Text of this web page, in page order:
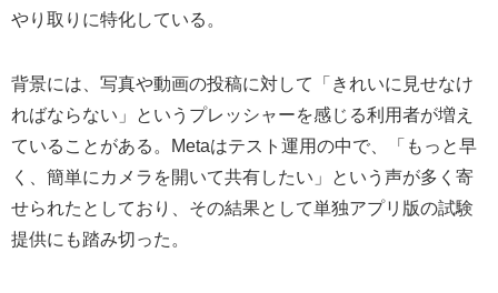
やり取りに特化している。
背景には、写真や動画の投稿に対して「きれいに見せなけ
ればならない」というプレッシャーを感じる利用者が増え
ていることがある。Metaはテスト運用の中で、「もっと早
く、簡単にカメラを開いて共有したい」という声が多く寄
せられたとしており、その結果として単独アプリ版の試験
提供にも踏み切った。